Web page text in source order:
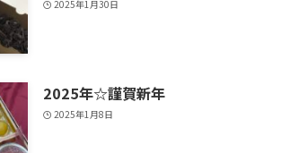
2025年1月30日
2025年☆謹賀新年
2025年1月8日